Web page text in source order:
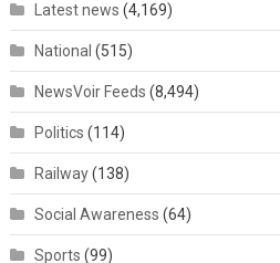
Latest news (4,169)
National (515)
NewsVoir Feeds (8,494)
Politics (114)
Railway(138)
Social Awareness (64)
Sports (99)